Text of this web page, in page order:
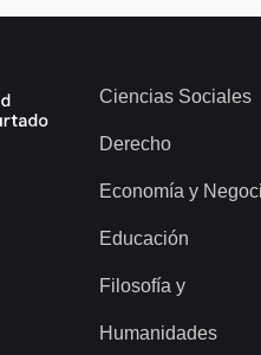
Ciencias Sociales
Derecho
Economía y
Educación
Filosofía y
Humanidades